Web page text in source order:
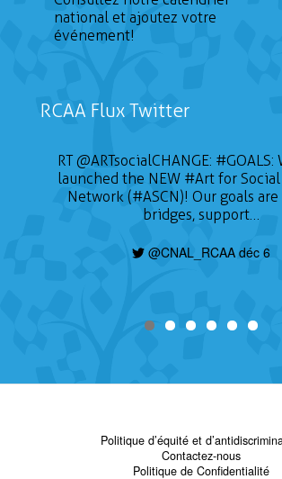
national et ajoutez votre
événement!
RCAA Flux Twitter
RT@ARTsocialCHANGE: #GOALS:
launched the NEW #Art for Social
Network (#ASCN)! Our goals
bridges, support…
@CNAL_RCAA déc 6
Politique d’équité et
Contactez-nous
Politique de Confidentialité